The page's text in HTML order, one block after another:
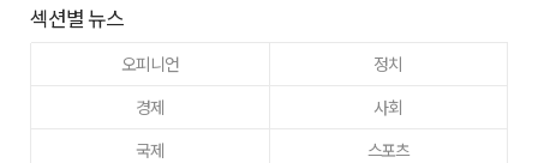
섹션별 뉴스
오피니언
정치
경제
사회
국제
스포츠